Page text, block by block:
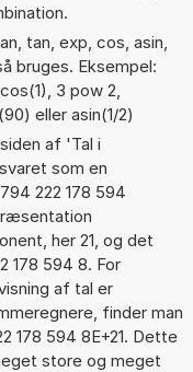
tan, exp, cos, asin,
bruges. Eksempel:
3 pow 2,
eller asin(1/2)
af 'Tal i
som en
222 178 594
her 21, og det
178 594 8. For
af tal er
finder man
178 594 8E+21. Dette
store og meget